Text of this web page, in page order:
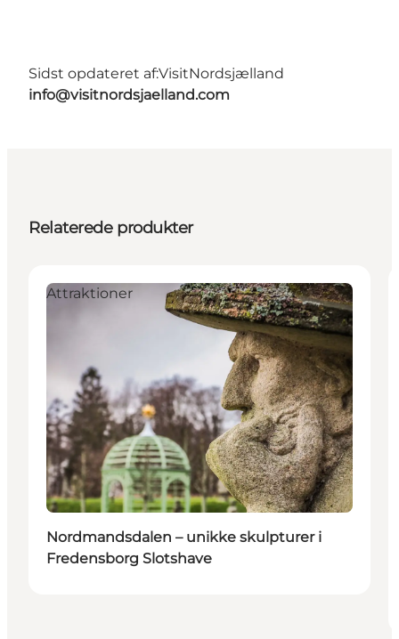
Sidst opdateret af:VisitNordsjælland
info@visitnordsjaelland.com
Relaterede produkter
Attraktioner
Nordmandsdalen – unikke skulpturer i
Fredensborg Slotshave